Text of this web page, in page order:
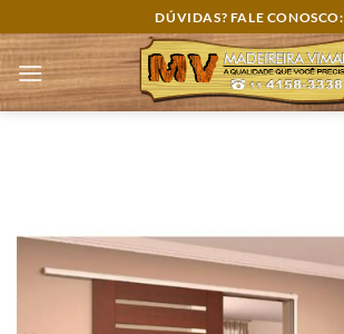
to
content
DÚVIDAS? FALE CONOSCO: